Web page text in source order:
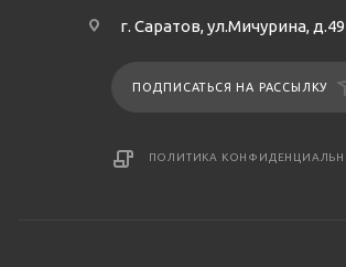
г. Саратов, ул.Мичурина,
ПОДПИСАТЬСЯ НА РАССЫЛКУ
ПОЛИТИКА